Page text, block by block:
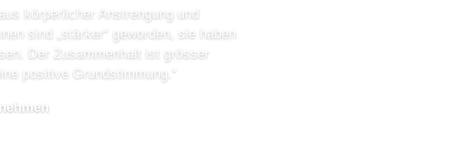
körperlicher Anstrengung und
sind „stärker“ geworden, sie haben
Der Zusammenhalt ist grösser
positive Grundstimmung.“